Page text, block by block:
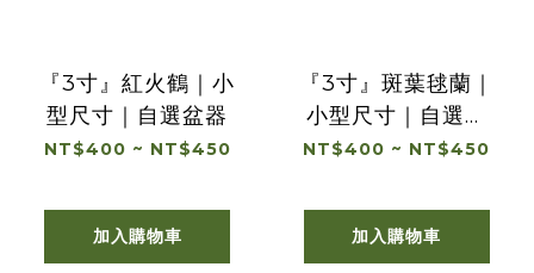
『3寸』紅火鶴｜小
型尺寸｜自選盆器
NT$400 ~ NT$450
加入購物車
『3寸』斑葉毬蘭｜
小型尺寸｜自選盆
器
NT$400 ~ NT$450
加入購物車